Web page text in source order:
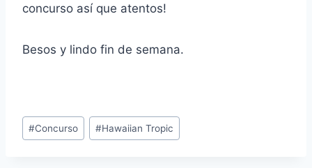
concurso así que atentos!
Besos y lindo fin de semana.
Post
Tags:
#Concurso #Hawaiian Tropic